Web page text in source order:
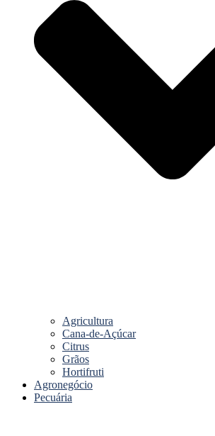
Agricultura
Cana-de-Açúcar
Citrus
Grãos
Hortifruti
Agronegócio
Pecuária